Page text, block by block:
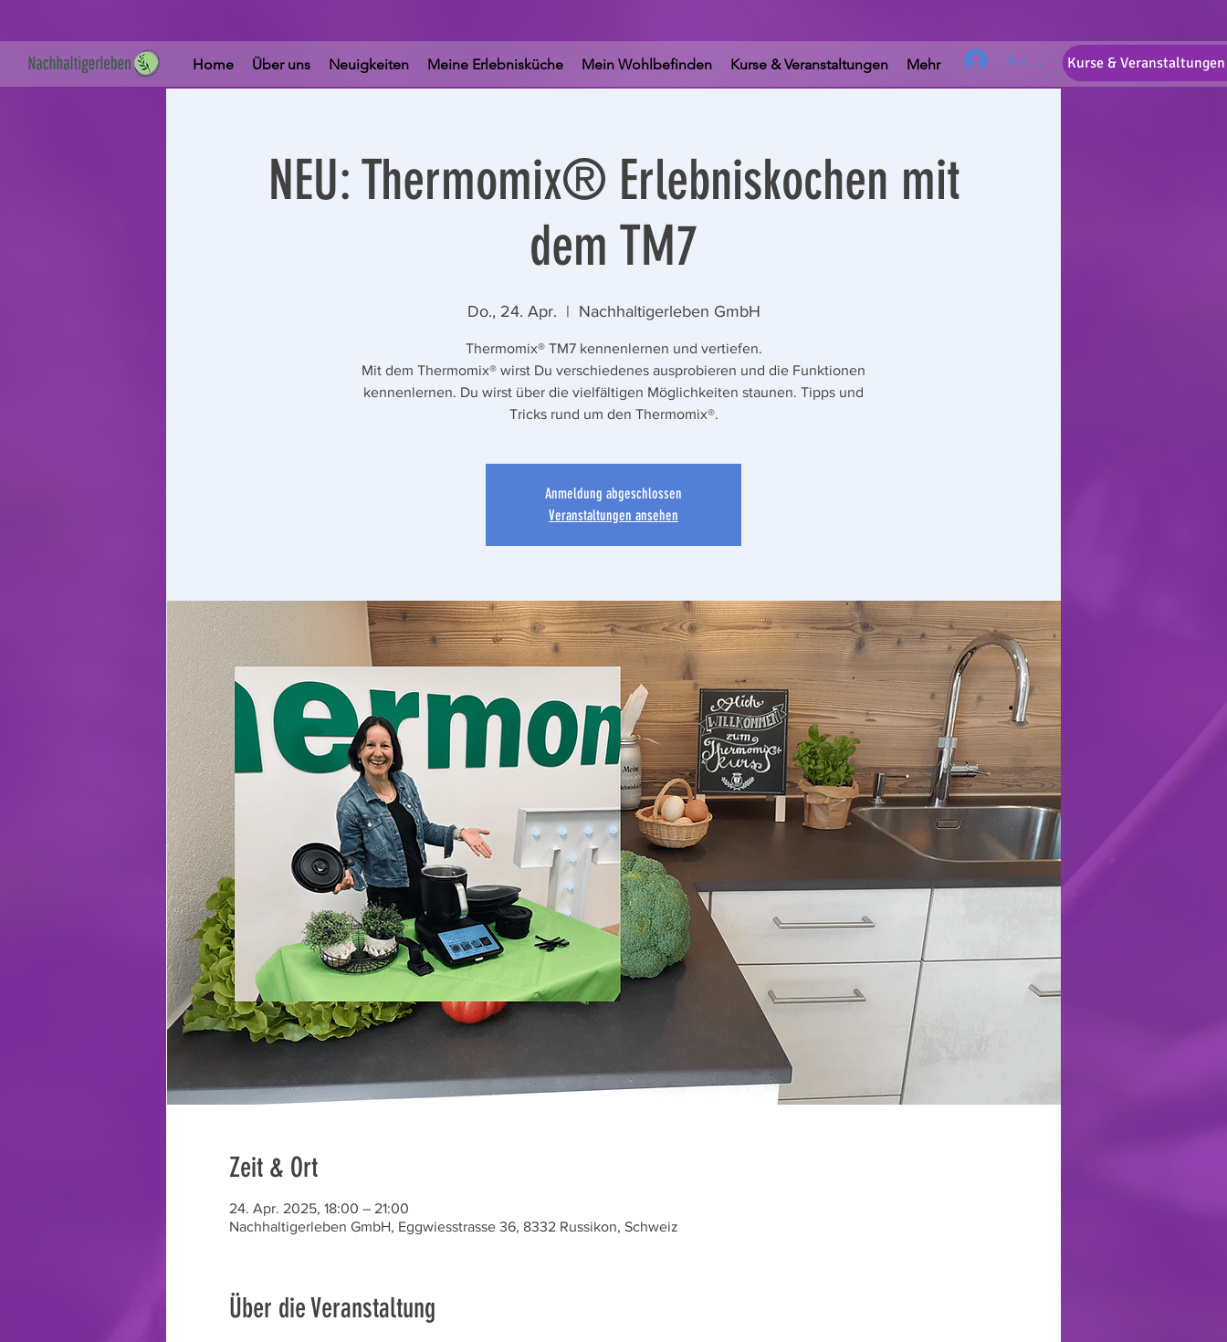
Home Über uns Neuigkeiten Meine Erlebnisküche Mein Wohlbefinden Kurse & Veranstaltungen Mehr AnmeldenKurse & Veranstaltungen
NEU: Thermomix® Erlebniskochen mit
dem TM7
Do., 24. Apr.
  |
Nachhaltigerleben GmbH
Thermomix® TM7 kennenlernen und vertiefen.
Mit dem Thermomix® wirst Du verschiedenes ausprobieren und die Funktionen
kennenlernen. Du wirst über die vielfältigen Möglichkeiten staunen. Tipps und
Tricks rund um den Thermomix®.
Anmeldung abgeschlossen
Veranstaltungen ansehen
Zeit & Ort
24. Apr. 2025, 18:00 – 21:00
Nachhaltigerleben GmbH, Eggwiesstrasse 36, 8332 Russikon, Schweiz
Über die Veranstaltung